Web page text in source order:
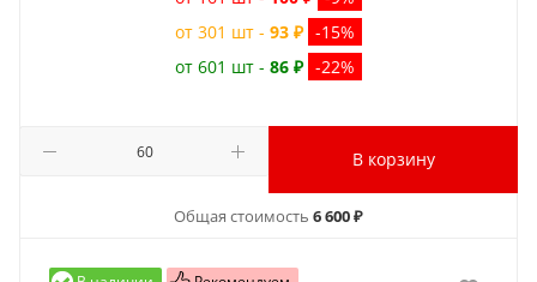
от 301 шт - 93 ₽ -15%
от 601 шт - 86 ₽ -22%
В корзину
Общая стоимость 6 600 ₽